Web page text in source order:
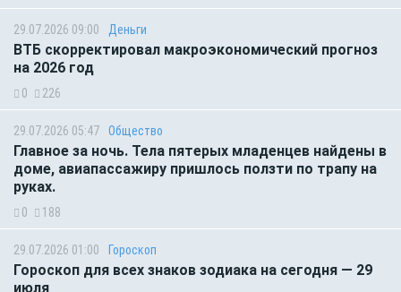
29.07.2026 09:00 Деньги
ВТБ скорректировал макроэкономический прогноз
на 2026 год
0 226
29.07.2026 05:47 Общество
Главное за ночь. Тела пятерых младенцев найдены в
доме, авиапассажиру пришлось ползти по трапу на
руках.
0 188
29.07.2026 01:00 Гороскоп
Гороскоп для всех знаков зодиака на сегодня — 29
июля